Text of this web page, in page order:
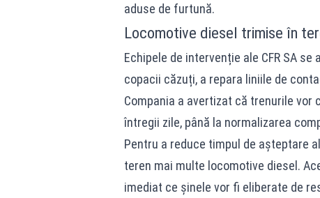
aduse de furtună.
Locomotive diesel trimise în
Echipele de intervenție ale CFR SA
copacii căzuți, a repara liniile de
Compania a avertizat că trenurile
întregii zile, până la normalizarea
Pentru a reduce timpul de așteptare
teren mai multe locomotive diesel.
imediat ce șinele vor fi eliberate de